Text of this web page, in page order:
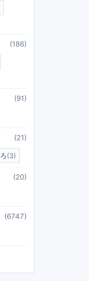
(186)
(91)
(21)
ろ(3)
(20)
(6747)